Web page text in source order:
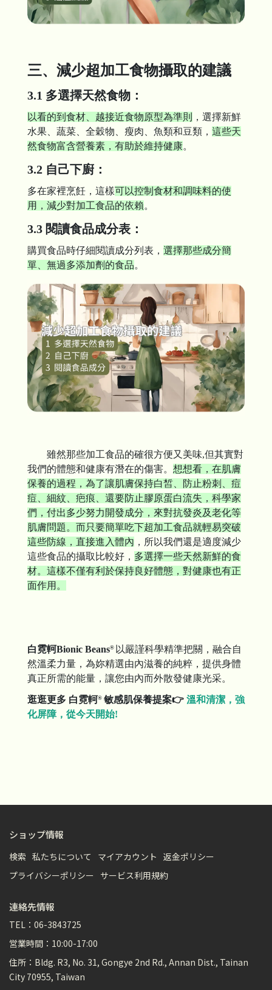
三、減少超加工食物攝取的建議
3.1 多選擇天然食物：
以看的到食材、越接近食物原型為準則
，選擇新鮮
水果、蔬菜、全穀物、瘦肉、魚類和豆類， 這些天
然食物富含營養素，有助於維持健康。
3.2 自己下廚：
多在家裡烹飪，這樣可以控制食材和調味料的使
用，減少對加工食品的依賴。
3.3 閱讀食品成分表：
購買食品時仔細閱讀成分列表， 選擇那些成分簡
單、無過多添加劑的食品。
雖然那些加工食品的確很方便又美味,但其實對
我們的體態和健康有潛在的傷害。 想想看，在肌膚
保養的過程，為了讓肌膚保持白皙、防止粉刺、痘
痘、細紋、疤痕、還要防止膠原蛋白流失，科學家
們，付出多少努力開發成分，來對抗發炎及老化等
肌膚問題。而只要簡單吃下超加工食品就輕易突破
這些防線，直接進入體內 ，所以我們還是適度減少
這些食品的攝取比較好， 多選擇一些天然新鮮的食
材。這樣不僅有利於保持良好體態，對健康也有正
面作用。
白霓軻Bionic Beans® 以嚴謹科學精準把關，融合自
然溫柔力量，為妳精選由內滋養的純粹，提供身體
真正所需的能量，讓您由內而外散發健康光采。
逛逛更多 白霓軻® 敏感肌保養提案👉 溫和清潔，強
化屏障，從今天開始!
ショップ情報
検索 私たちについて マイアカウント 返金ポリシー
プライバシーポリシー サービス利用規約
連絡先情報
TEL：06-3843725
営業時間：10:00-17:00
住所：Bldg. R3, No. 31, Gongye 2nd Rd., Annan Dist., Tainan
City 70955, Taiwan